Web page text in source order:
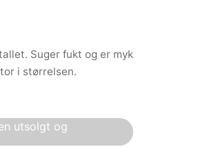
Suger fukt og er myk
i størrelsen.
utsolgt og